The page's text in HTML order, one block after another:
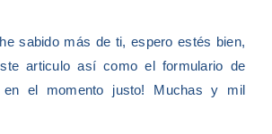
sabido más de ti, espero estés bien,
articulo así como el formulario de
el momento justo! Muchas y mil